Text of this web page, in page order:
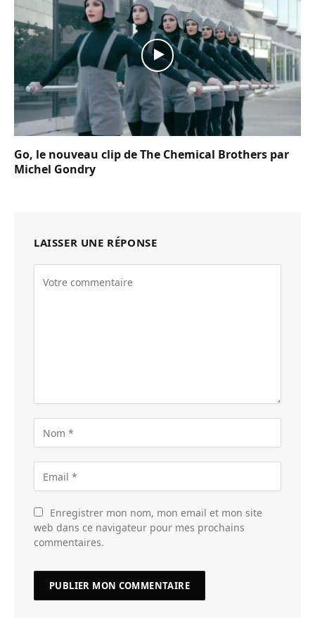
Go, le nouveau clip de The Chemical Brothers par
Michel Gondry
LAISSER UNE RÉPONSE
Enregistrer mon nom, mon email et mon site
web dans ce navigateur pour mes prochains
commentaires.